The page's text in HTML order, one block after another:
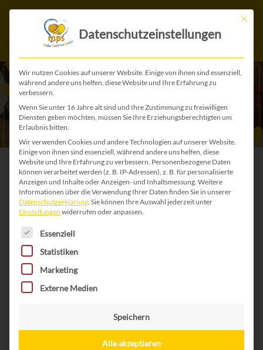
Schenke ein
Logopädie-Lernspiel
am Laptop!
Mit
Datenschutzeinstellungen
Wir nutzen Cookies auf unserer Website. Einige von ihnen sind essenziell,
während andere uns helfen, diese Website und Ihre Erfahrung zu
verbessern.
Wenn Sie unter 16 Jahre alt sind und Ihre Zustimmung zu freiwilligen
Diensten geben möchten, müssen Sie Ihre Erziehungsberechtigten um
Erlaubnis bitten.
Wir verwenden Cookies und andere Technologien auf unserer Website.
Einige von ihnen sind essenziell, während andere uns helfen, diese
Website und Ihre Erfahrung zu verbessern. Personenbezogene Daten
können verarbeitet werden (z. B. IP-Adressen), z. B. für personalisierte
Anzeigen und Inhalte oder Anzeigen- und Inhaltsmessung. Weitere
Informationen über die Verwendung Ihrer Daten finden Sie in unserer
Datenschutzerklärung. Sie können Ihre Auswahl jederzeit unter
Einstellungen widerrufen oder anpassen.
Es folgt eine Liste der Service-Gruppen, für die
Essenziell
Statistiken
Marketing
Externe Medien
Speichern
Alle akzeptieren